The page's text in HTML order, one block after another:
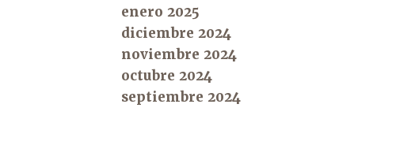
enero 2025
diciembre 2024
noviembre 2024
octubre 2024
septiembre 2024